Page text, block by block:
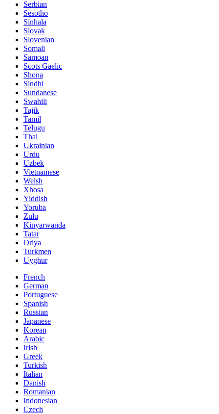
Serbian
Sesotho
Sinhala
Slovak
Slovenian
Somali
Samoan
Scots Gaelic
Shona
Sindhi
Sundanese
Swahili
Tajik
Tamil
Telugu
Thai
Ukrainian
Urdu
Uzbek
Vietnamese
Welsh
Xhosa
Yiddish
Yoruba
Zulu
Kinyarwanda
Tatar
Oriya
Turkmen
Uyghur
French
German
Portuguese
Spanish
Russian
Japanese
Korean
Arabic
Irish
Greek
Turkish
Italian
Danish
Romanian
Indonesian
Czech